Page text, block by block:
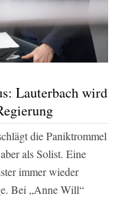
Lauterbach wird
die Paniktrommel
als Solist. Eine
immer wieder
Bei „Anne Will“